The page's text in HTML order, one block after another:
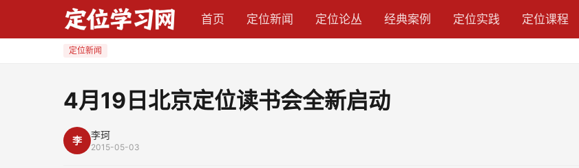
首页 定位新闻 定位论丛 经典案例 定位实践 定位课程
定位新闻
4月19日北京定位读书会全新启动
李 李珂
2015-05-03